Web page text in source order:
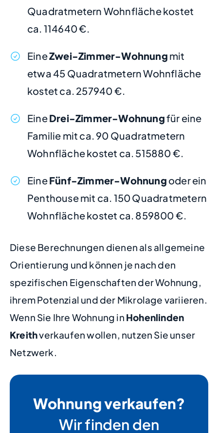
Quadratmetern Wohnfläche kostet
ca. 114640 €.
EineZwei-Zimmer-Wohnung mit
etwa 45 Quadratmetern Wohnfläche
kostet ca. 257940 €.
EineDrei-Zimmer-Wohnungfür eine
Familie mit ca. 90 Quadratmetern
Wohnfläche kostet ca. 515880 €.
EineFünf-Zimmer-Wohnung oder ein
Penthouse mit ca. 150 Quadratmetern
Wohnfläche kostet ca. 859800 €.
Diese Berechnungen dienen als allgemeine
Orientierung und können je nach den
spezifischen Eigenschaften der Wohnung,
ihrem Potenzial und der Mikrolage variieren.
Wenn Sie Ihre Wohnung in Hohenlinden
Kreithverkaufen wollen, nutzen Sie unser
Netzwerk.
Wohnung verkaufen?
Wir finden den